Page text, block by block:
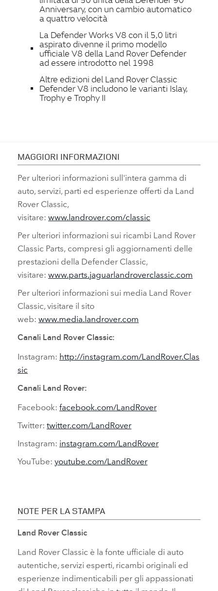
Anniversary, con un cambio automatico
a quattro velocità
La Defender Works V8 con il 5,0 litri
aspirato divenne il primo modello
ufficiale V8 della Land Rover Defender
ad essere introdotto nel 1998
Altre edizioni del Land Rover Classic
Defender V8 includono le varianti Islay,
Trophy e Trophy II
MAGGIORI INFORMAZIONI
Per ulteriori informazioni sull'intera gamma di
auto, servizi, parti ed esperienze offerti da Land
Rover Classic,
visitare: www.landrover.com/classic
Per ulteriori informazioni sui ricambi Land Rover
Classic Parts, compresi gli aggiornamenti delle
prestazioni della Defender Classic,
visitare: www.parts.jaguarlandroverclassic.com
Per ulteriori informazioni sui media Land Rover
Classic, visitare il sito
web: www.media.landrover.com
Canali Land Rover Classic:
Instagram: http://instagram.com/LandRover.Clas
sic
Canali Land Rover:
Facebook: facebook.com/LandRover
Twitter: twitter.com/LandRover
Instagram: instagram.com/LandRover
YouTube: youtube.com/LandRover
NOTE PER LA STAMPA
Land Rover Classic
Land Rover Classic è la fonte ufficiale di auto
autentiche, servizi esperti, ricambi originali ed
esperienze indimenticabili per gli appassionati